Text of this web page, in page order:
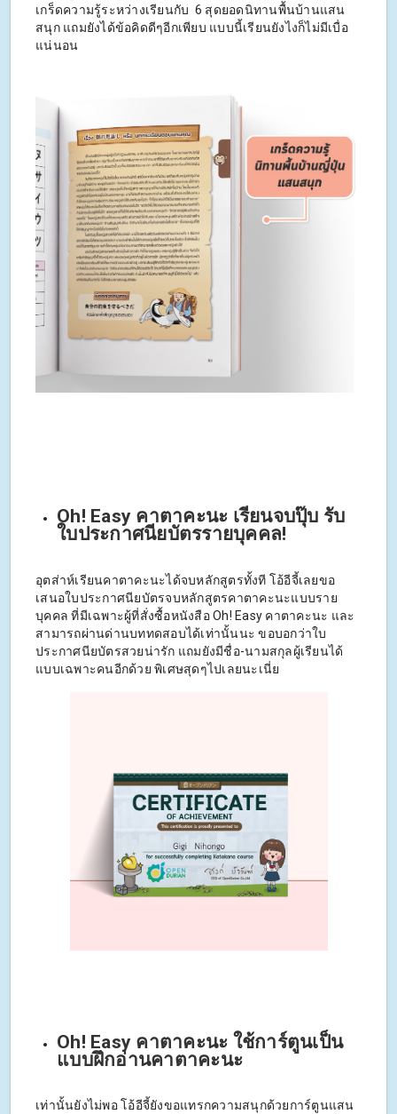
เกร็ดความรู้ระหว่างเรียนกับ 6 สุดยอดนิทานพื้นบ้านแสน
สนุก แถมยังได้ข้อคิดดีๆอีกเพียบ แบบนี้เรียนยังไงก็ไม่มีเบื่อ
แน่นอน
Oh! Easy คาตาคะนะ เรียนจบปุ๊บ รับ
ใบประกาศนียบัตรรายบุคคล!
อุตส่าห์เรียนคาตาคะนะได้จบหลักสูตรทั้งที โอ้อีจี้เลยขอ
เสนอใบประกาศนียบัตรจบหลักสูตรคาตาคะนะแบบราย
บุคคล ที่มีเฉพาะผู้ที่สั่งซื้อหนังสือ Oh! Easy คาตาคะนะ และ
สามารถผ่านด่านบททดสอบได้เท่านั้นนะ ขอบอกว่าใบ
ประกาศนียบัตรสวยน่ารัก แถมยังมีชื่อ-นามสกุลผู้เรียนได้
แบบเฉพาะคนอีกด้วย พิเศษสุดๆไปเลยนะเนี่ย
Oh! Easy คาตาคะนะ ใช้การ์ตูนเป็น
แบบฝึกอ่านคาตาคะนะ
เท่านั้นยังไม่พอ โอ้อีจี้ยังขอแทรกความสนุกด้วยการ์ตูนแสน